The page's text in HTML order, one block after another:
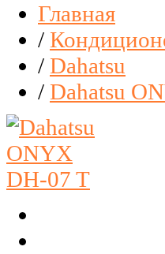
Главная
/
/ Dahatsu
/ Dahatsu